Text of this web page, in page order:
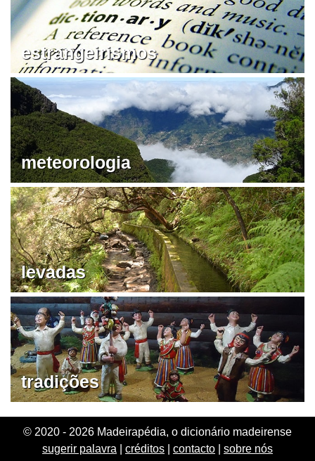
estrangeirismos
meteorologia
levadas
tradições
© 2020 - 2026 Madeirapédia, o dicionário madeirense
sugerir palavra
créditos contacto sobre nós